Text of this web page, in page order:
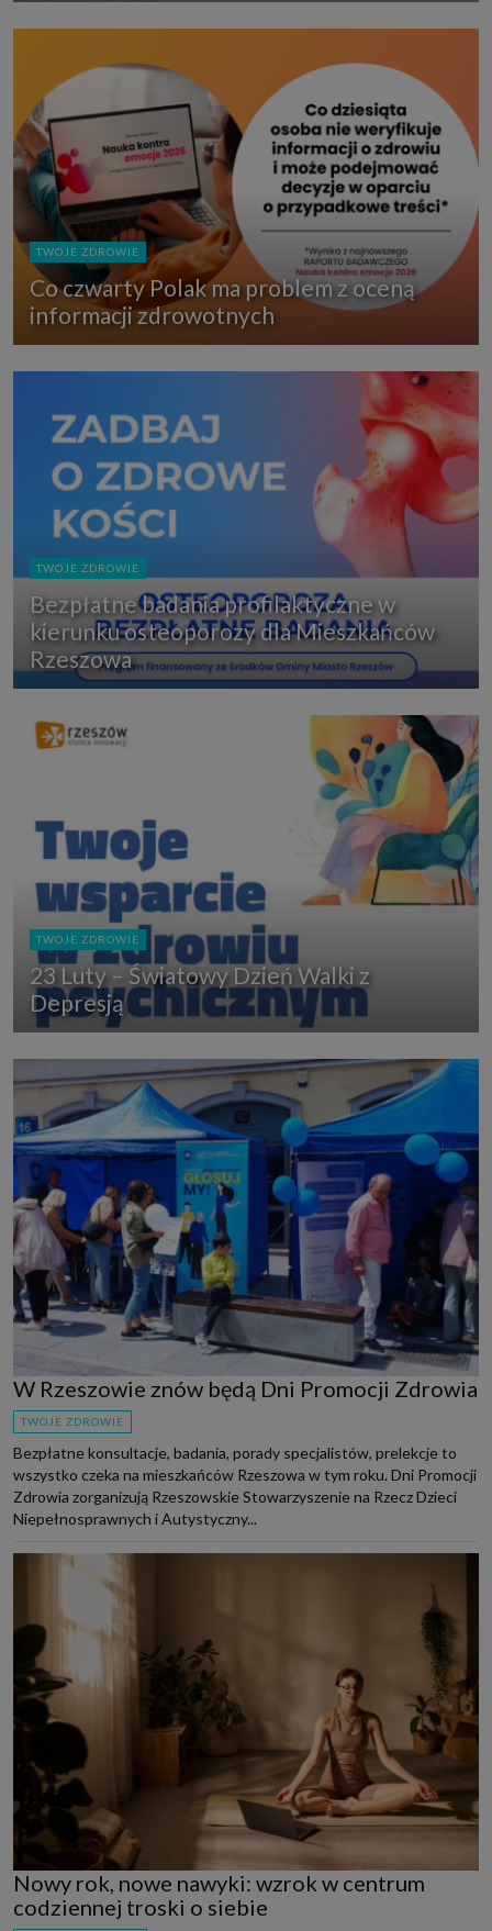
TWOJE ZDROWIE
Co czwarty Polak ma problem z oceną
informacji zdrowotnych
TWOJE ZDROWIE
Bezpłatne badania profilaktyczne w
kierunku osteoporozy dla Mieszkańców
Rzeszowa
TWOJE ZDROWIE
23 Luty – Światowy Dzień Walki z
Depresją
W Rzeszowie znów będą Dni Promocji Zdrowia
TWOJE ZDROWIE
Bezpłatne konsultacje, badania, porady specjalistów, prelekcje to
wszystko czeka na mieszkańców Rzeszowa w tym roku. Dni Promocji
Zdrowia zorganizują Rzeszowskie Stowarzyszenie na Rzecz Dzieci
Niepełnosprawnych i Autystyczny...
Nowy rok, nowe nawyki: wzrok w centrum
codziennej troski o siebie